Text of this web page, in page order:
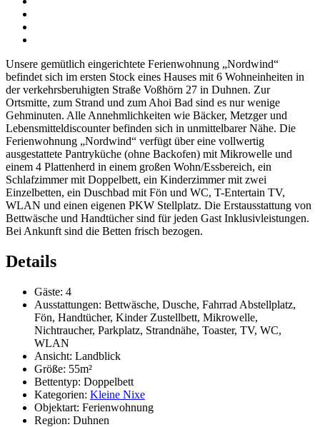
Unsere gemütlich eingerichtete Ferienwohnung „Nordwind“
befindet sich im ersten Stock eines Hauses mit 6 Wohneinheiten in
der verkehrsberuhigten Straße Voßhörn 27 in Duhnen. Zur
Ortsmitte, zum Strand und zum Ahoi Bad sind es nur wenige
Gehminuten. Alle Annehmlichkeiten wie Bäcker, Metzger und
Lebensmitteldiscounter befinden sich in unmittelbarer Nähe. Die
Ferienwohnung „Nordwind“ verfügt über eine vollwertig
ausgestattete Pantryküche (ohne Backofen) mit Mikrowelle und
einem 4 Plattenherd in einem großen Wohn/Essbereich, ein
Schlafzimmer mit Doppelbett, ein Kinderzimmer mit zwei
Einzelbetten, ein Duschbad mit Fön und WC, T-Entertain TV,
WLAN und einen eigenen PKW Stellplatz. Die Erstausstattung von
Bettwäsche und Handtücher sind für jeden Gast Inklusivleistungen.
Bei Ankunft sind die Betten frisch bezogen.
Details
Gäste: 4
Ausstattungen: Bettwäsche, Dusche, Fahrrad Abstellplatz,
Fön, Handtücher, Kinder Zustellbett, Mikrowelle,
Nichtraucher, Parkplatz, Strandnähe, Toaster, TV, WC,
WLAN
Ansicht: Landblick
Größe: 55m²
Bettentyp: Doppelbett
Kategorien: Kleine Nixe
Objektart: Ferienwohnung
Region: Duhnen